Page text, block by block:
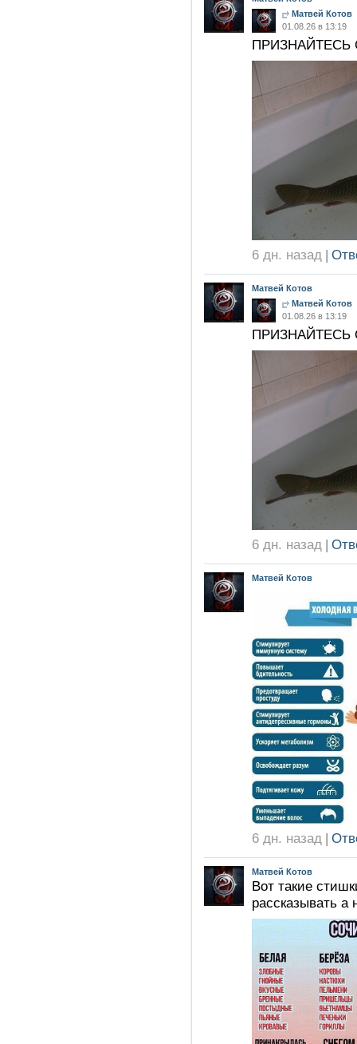
Матвей Котов
01.08.26 в 13:19
6 дн. назад |
Матвей Котов
Матвей Котов
01.08.26 в 13:19
6 дн. назад |
Матвей Котов
6 дн. назад |
Матвей Котов
Вот такие
рассказывать а